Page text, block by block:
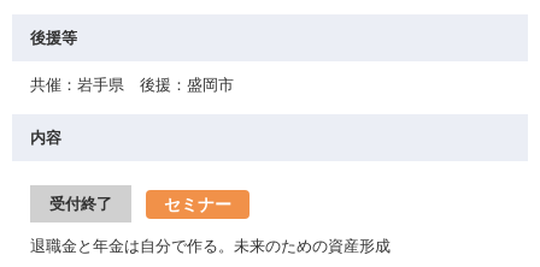
後援等
共催：岩手県 後援：盛岡市
内容
受付終了 セミナー
退職金と年金は自分で作る。未来のための資産形成